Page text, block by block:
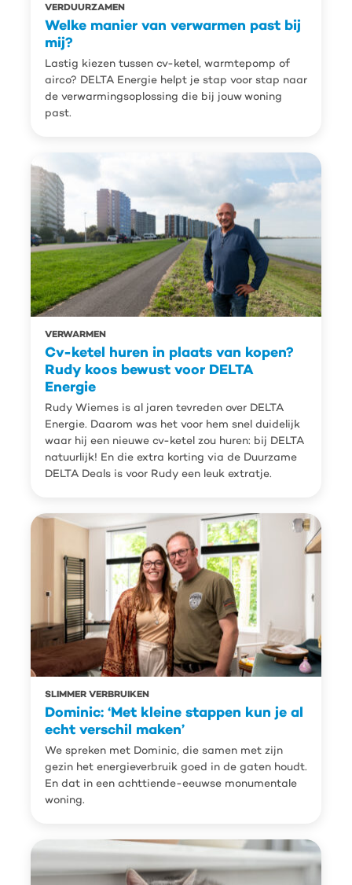
VERDUURZAMEN
Welke manier van verwarmen past bij
mij?
Lastig kiezen tussen cv-ketel, warmtepomp of
airco? DELTA Energie helpt je stap voor stap naar
de verwarmingsoplossing die bij jouw woning
past.
VERWARMEN
Cv-ketel huren in plaats van kopen?
Rudy koos bewust voor DELTA
Energie
Rudy Wiemes is al jaren tevreden over DELTA
Energie. Daarom was het voor hem snel duidelijk
waar hij een nieuwe cv-ketel zou huren: bij DELTA
natuurlijk! En die extra korting via de Duurzame
DELTA Deals is voor Rudy een leuk extratje.
SLIMMER VERBRUIKEN
Dominic: ‘Met kleine stappen kun je al
echt verschil maken’
We spreken met Dominic, die samen met zijn
gezin het energieverbruik goed in de gaten houdt.
En dat in een achttiende-eeuwse monumentale
woning.